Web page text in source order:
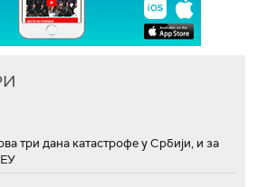
три дана катастрофе у Србији, и за